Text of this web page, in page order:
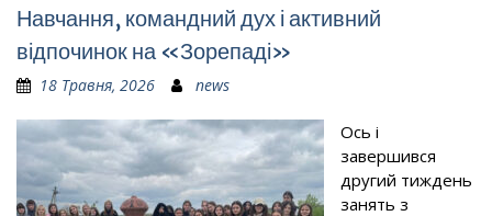
Навчання, командний дух і активний
відпочинок на «Зорепаді»
18 Травня, 2026 news
Ось і
завершився
другий тиждень
занять з